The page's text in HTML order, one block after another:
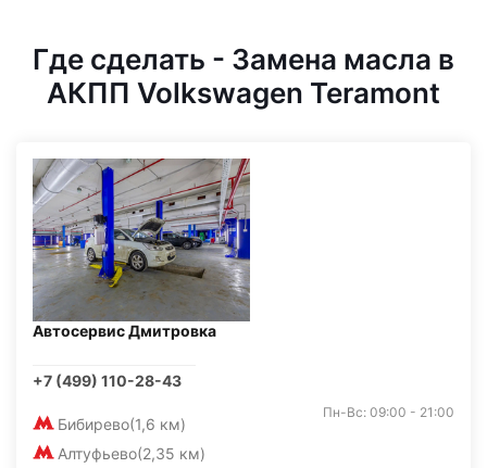
Где сделать - Замена масла в
АКПП Volkswagen Teramont
Автосервис Дмитровка
+7 (499) 110-28-43
Бибирево(1,6 км)
Алтуфьево(2,35 км)
Пн-Вс: 09:00 - 21:00